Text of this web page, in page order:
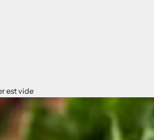
est vide